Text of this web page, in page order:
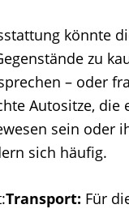
könnte
zu
– oder
Autositze,
sein oder
sich häufig.
Transport: Für